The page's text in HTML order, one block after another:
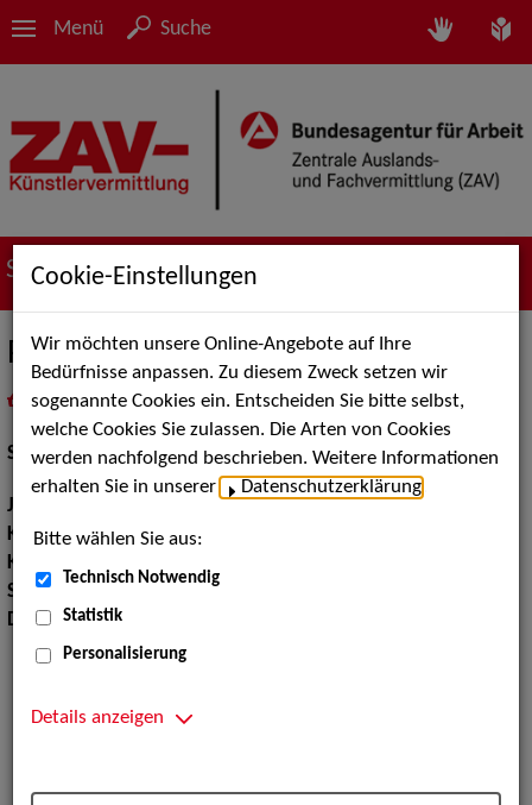
Menü Suche
Suche nach Künstler*innen
Peter Ketnath
als PDF speichern
inMeine Merklistelegen
Schauspiel:Film und TV
Jahrgang:
Körpergröße:187 cm
Konfektionsgröße:
Sprachen:
Englisch, Portugiesisch, Spanisch
Dialekte:Bayerisch
Cookie-Einstellungen
Wir möchten unsere Online-Angebote auf Ihre
Bedürfnisse anpassen. Zu diesem Zweck setzen wir
sogenannte Cookies ein. Entscheiden Sie bitte selbst,
welche Cookies Sie zulassen. Die Arten von Cookies
werden nachfolgend beschrieben. Weitere Informationen
erhalten Sie in unserer
Datenschutzerklärung
Bitte wählen Sie aus:
Technisch Notwendig
Statistik
Personalisierung
Details anzeigen